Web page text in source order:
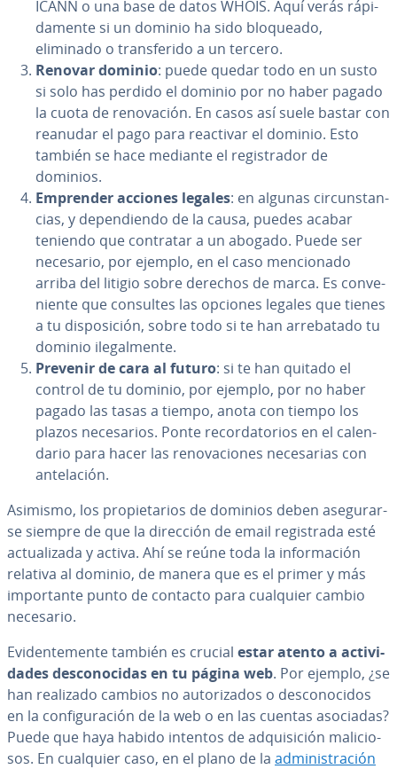
ICANN o una base de datos WHOIS. Aquí verás rá­pi­
da­me­n­te si un dominio ha sido bloqueado,
eliminado o tra­n­s­fe­ri­do a un tercero.
Renovar dominio: puede quedar todo en un susto
si solo has perdido el dominio por no haber pagado
la cuota de re­no­va­ción. En casos así suele bastar con
reanudar el pago para reactivar el dominio. Esto
también se hace mediante el re­gi­s­tra­dor de
dominios.
Emprender acciones legales: en algunas ci­r­cu­n­s­ta­n­
cias, y de­pe­n­die­n­do de la causa, puedes acabar
teniendo que contratar a un abogado. Puede ser
necesario, por ejemplo, en el caso me­n­cio­na­do
arriba del litigio sobre derechos de marca. Es co­n­ve­
nie­n­te que consultes las opciones legales que tienes
a tu di­s­po­si­ción, sobre todo si te han arre­ba­ta­do tu
dominio ile­ga­l­me­n­te.
Prevenir de cara al futuro: si te han quitado el
control de tu dominio, por ejemplo, por no haber
pagado las tasas a tiempo, anota con tiempo los
plazos ne­ce­sa­rios. Ponte re­co­r­da­to­rios en el ca­le­n­
da­rio para hacer las re­no­va­cio­nes ne­ce­sa­rias con
an­te­la­ción.
Asimismo, los pro­pie­ta­rios de dominios deben ase­gu­rar­
se siempre de que la dirección de email re­gi­s­tra­da esté
ac­tua­li­za­da y activa. Ahí se reúne toda la in­fo­r­ma­ción
relativa al dominio, de manera que es el primer y más
im­po­r­ta­n­te punto de contacto para cualquier cambio
necesario.
Evi­de­n­te­me­n­te también es crucial estar atento a ac­ti­vi­
da­des de­s­co­no­ci­das en tu página web. Por ejemplo, ¿se
han realizado cambios no au­to­ri­za­dos o de­s­co­no­ci­dos
en la co­n­fi­gu­ra­ción de la web o en las cuentas asociadas?
Puede que haya habido intentos de ad­qui­si­ción ma­li­cio­
sos. En cualquier caso, en el plano de la ad­mi­ni­s­tra­ción